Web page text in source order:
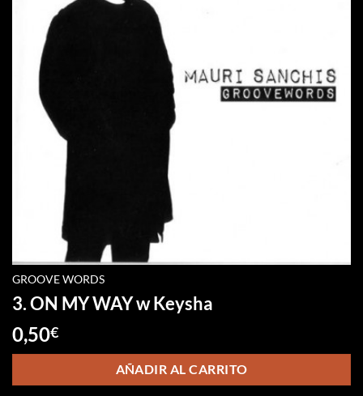
GROOVE WORDS
3. ON MY WAY w Keysha
0,50€
AÑADIR AL CARRITO